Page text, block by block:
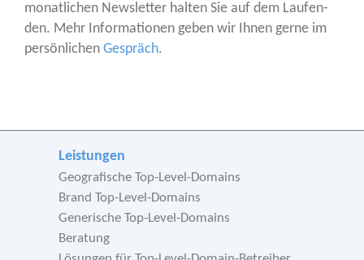
monat­li­chen News­let­ter hal­ten Sie auf dem Lau­fen­
den. Mehr Infor­ma­tio­nen geben wir Ihnen ger­ne im
per­sön­li­chen Gespräch.
Leistungen
Geografische Top-Level-Domains
Brand Top-Level-Domains
Generische Top-Level-Domains
Beratung